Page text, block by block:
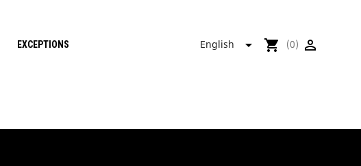
EXCEPTIONS 
shopping_cart (0)
English 